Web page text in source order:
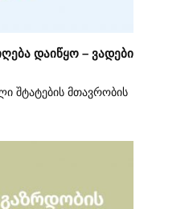
დაიწყო – ვადები
შტატების მთავრობის